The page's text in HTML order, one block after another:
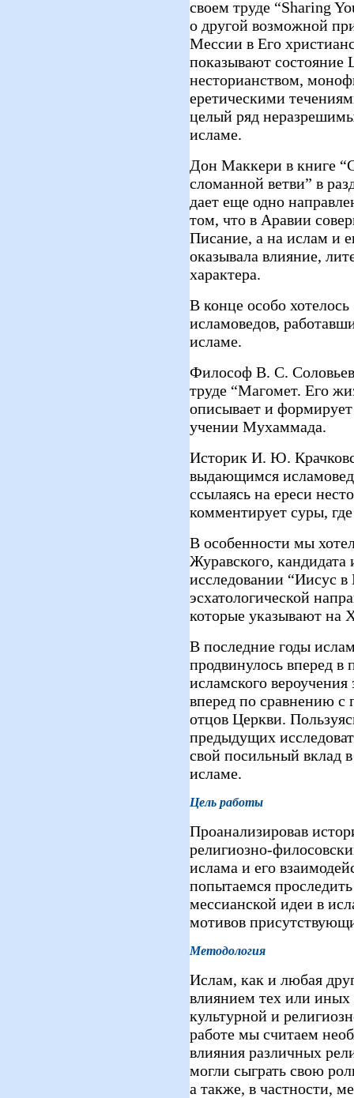
своем труде “Sharing
о другой возможной
Мессии в Его
показывают состояние
несторианством,
еретическими
целый ряд
исламе.
Дон Маккери в книге
сломанной ветви” в
дает еще одно
том, что в Аравии
Писание, а на ислам и
оказывала влияние,
характера.
В конце особо
исламоведов,
исламе.
Философ В. С.
труде “Магомет. Его
описывает и
учении Мухаммада.
Историк И. Ю.
выдающимся
ссылаясь на ереси
комментирует суры,
В особенности мы
Журавского, кандидата
исследовании “Иисус в
эсхатологической
которые указывают на
В последние годы
продвинулось вперед
исламского
вперед по сравнению с
отцов Церкви.
предыдущих
свой посильный вклад
исламе.
Цель работы
Проанализировав
религиозно-
ислама и его
попытаемся
мессианской идеи в
мотивов
Методология
Ислам, как и любая
влиянием тех или
культурной и
работе мы считаем
влияния различных
могли сыграть свою
а также, в частности,